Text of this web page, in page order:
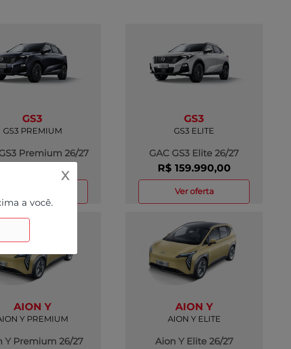
GS3
GS3 PREMIUM
Premium 26/27
GS3
GS3 ELITE
GAC GS3 Elite 26/27
R$ 159.990,00
ver oferta
AION Y
Y PREMIUM
Y Premium 26/27
AION Y
AION Y ELITE
Aion Y Elite 26/27
X
a você.